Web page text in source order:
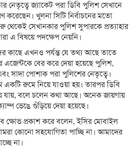
নেতৃত্বে জ্যাকেট পরা ডিবি পুলিশ সেখানে
করেছেন। খুলনা সিটি নির্বাচনের মতো
থেকেই সেখানকার পুলিশ সুপারকে প্রত্যাহার
এ বিষয়ে পদক্ষেপ নেয়নি।
কাছে এখনও পর্যন্ত যে তথ্য আছে তাতে
এজেন্টকে বের করে দেয়া হয়েছে পুলিশ,
সাদা পোশাক পরা পুলিশের নেতৃত্বে।
একটি রুমে নিয়ে যাওয়া হয়। তারপর ডিবি
যায়, বলে চলেন কথা আছে। অনেক জায়গায়
ভেঙে গুঁড়িয়ে দেয়া হয়েছে।
ক্ষোভ প্রকাশ করে বলেন, ইসির মোবাইল
কোনো সহযোগিতা পাচ্ছি না। আমাদের
না।